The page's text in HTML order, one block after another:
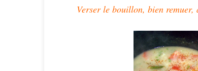
Verser le bouillon, bien